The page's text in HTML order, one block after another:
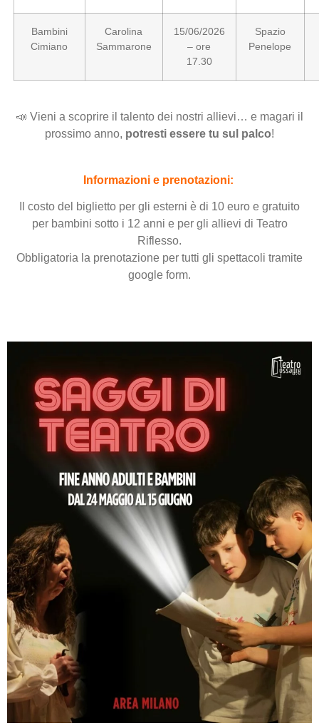
Bambini
Cimiano
Carolina
Sammarone
15/06/2026
– ore
17.30
Spazio
Penelope
📣 Vieni a scoprire il talento dei nostri allievi… e magari il
prossimo anno, potresti essere tu sul palco!
Informazioni e prenotazioni:
Il costo del biglietto per gli esterni è di 10 euro e gratuito
per bambini sotto i 12 anni e per gli allievi di Teatro
Riflesso.
Obbligatoria la prenotazione per tutti gli spettacoli tramite
google form.